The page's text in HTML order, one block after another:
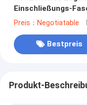
Einschließungs-
Preis：Negotiatable
Bestpreis
Produkt-